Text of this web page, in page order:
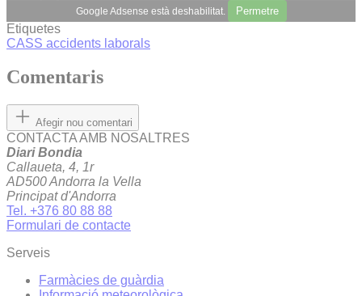
Google Adsense està deshabilitat. Permetre
Etiquetes
CASS accidents laborals
Comentaris
Afegir nou comentari
CONTACTA AMB NOSALTRES
Diari Bondia
Callaueta, 4, 1r
AD500 Andorra la Vella
Principat d'Andorra
Tel. +376 80 88 88
Formulari de contacte
Serveis
Farmàcies de guàrdia